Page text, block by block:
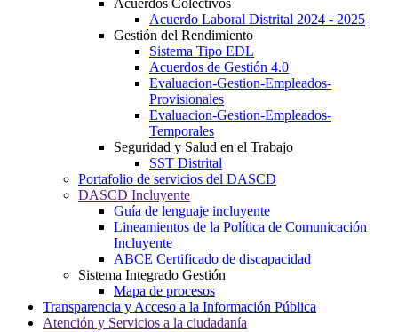
Acuerdos Colectivos
Acuerdo Laboral Distrital 2024 - 2025
Gestión del Rendimiento
Sistema Tipo EDL
Acuerdos de Gestión 4.0
Evaluacion-Gestion-Empleados-
Provisionales
Evaluacion-Gestion-Empleados-
Temporales
Seguridad y Salud en el Trabajo
SST Distrital
Portafolio de servicios del DASCD
DASCD Incluyente
Guía de lenguaje incluyente
Lineamientos de la Política de Comunicación
Incluyente
ABCE Certificado de discapacidad
Sistema Integrado Gestión
Mapa de procesos
Transparencia y Acceso a la Información Pública
Atención y Servicios a la ciudadanía